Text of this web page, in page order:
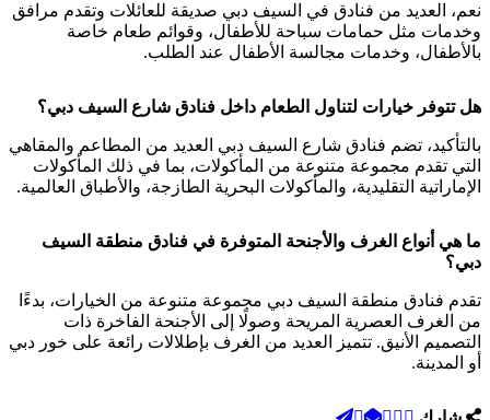
نعم، العديد من فنادق في السيف دبي صديقة للعائلات وتقدم مرافق
وخدمات مثل حمامات سباحة للأطفال، وقوائم طعام خاصة
بالأطفال، وخدمات مجالسة الأطفال عند الطلب.
هل تتوفر خيارات لتناول الطعام داخل فنادق شارع السيف دبي؟
بالتأكيد، تضم فنادق شارع السيف دبي العديد من المطاعم والمقاهي
التي تقدم مجموعة متنوعة من المأكولات، بما في ذلك المأكولات
الإماراتية التقليدية، والمأكولات البحرية الطازجة، والأطباق العالمية.
ما هي أنواع الغرف والأجنحة المتوفرة في فنادق منطقة السيف
دبي؟
تقدم فنادق منطقة السيف دبي مجموعة متنوعة من الخيارات، بدءًا
من الغرف العصرية المريحة وصولًا إلى الأجنحة الفاخرة ذات
التصميم الأنيق. تتميز العديد من الغرف بإطلالات رائعة على خور دبي
أو المدينة.